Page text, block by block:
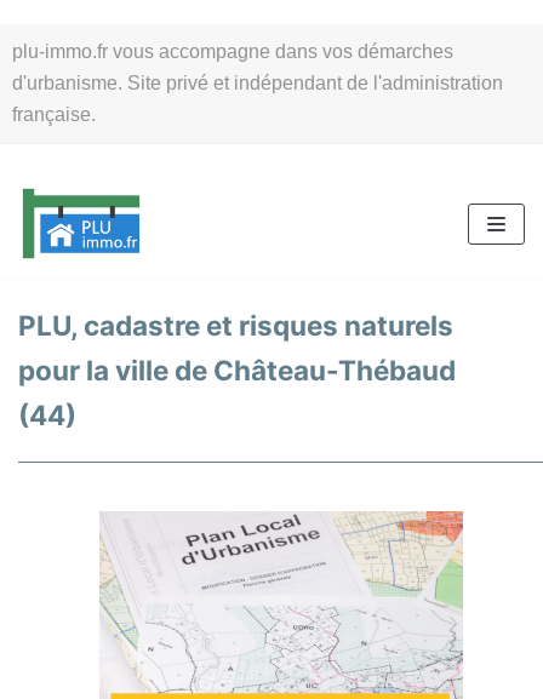
plu-immo.fr vous accompagne dans vos démarches
d'urbanisme. Site privé et indépendant de l'administration
française.
au
contenu
PLU, cadastre et risques naturels
pour la ville de Château-Thébaud
(44)